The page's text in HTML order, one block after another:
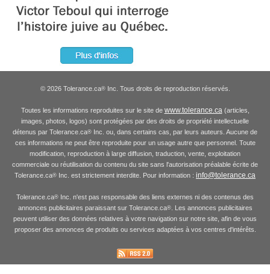
© 2026 Tolerance.ca®Inc. Tous droits de reproduction réservés.
Toutes les informations reproduites sur le site de www.tolerance.ca(articles,
images, photos, logos) sont protégées par des droits de propriété intellectuelle
détenus par Tolerance.ca® Inc. ou, dans certains cas, par leurs auteurs. Aucune de
ces informations ne peut être reproduite pour un usage autre que personnel. Toute
modification, reproduction à large diffusion, traduction, vente, exploitation
commerciale ou réutilisation du contenu du site sans l'autorisation préalable écrite de
Tolerance.ca® Inc. est strictement interdite. Pour information : info@tolerance.ca
Tolerance.ca® Inc. n'est pas responsable des liens externes ni des contenus des
annonces publicitaires paraissant sur Tolerance.ca®. Les annonces publicitaires
peuvent utiliser des données relatives à votre navigation sur notre site, afin de vous
proposer des annonces de produits ou services adaptées à vos centres d'intérêts.